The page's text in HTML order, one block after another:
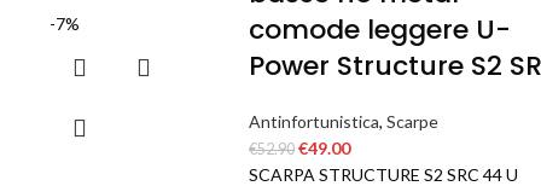
-7%
comode leggere U-
Power Structure S2
Antinfortunistica, Scarpe
€52.90 €49.00
SCARPA STRUCTURE S2 SRC 44 U